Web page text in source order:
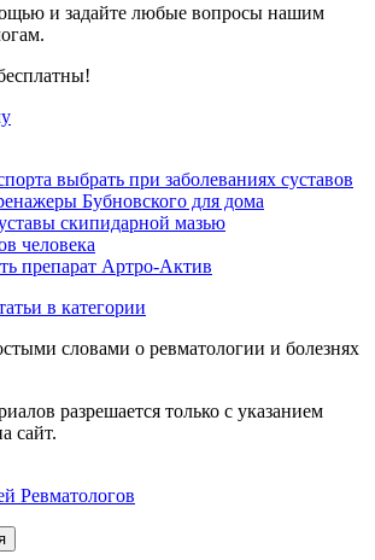
и задайте любые вопросы нашим
выбрать при заболеваниях суставов
Бубновского для дома
скипидарной мазью
человека
препарат Артро-Актив
в категории
словами о ревматологии и болезнях
разрешается только с указанием
сайт.
Ревматологов